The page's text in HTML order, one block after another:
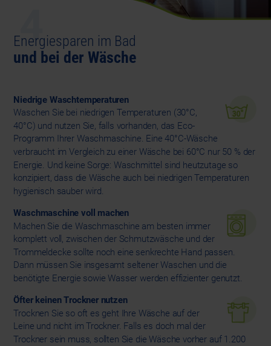
4
Energiesparen im Bad
und bei der Wäsche
Niedrige Waschtemperaturen
Waschen Sie bei niedrigen Temperaturen (30°C,
40°C) und nutzen Sie, falls vorhanden, das Eco-
Programm Ihrer Waschmaschine. Eine 40°C-Wäsche
verbraucht im Vergleich zu einer Wäsche bei 60°C nur 50 % der
Energie. Und keine Sorge: Waschmittel sind heutzutage so
konzipiert, dass die Wäsche auch bei niedrigen Temperaturen
hygienisch sauber wird.
Waschmaschine voll machen
Machen Sie die Waschmaschine am besten immer
komplett voll, zwischen der Schmutzwäsche und der
Trommeldecke sollte noch eine senkrechte Hand passen.
Dann müssen Sie insgesamt seltener Waschen und die
benötigte Energie sowie Wasser werden effizienter genutzt.
Öfter keinen Trockner nutzen
Trocknen Sie so oft es geht Ihre Wäsche auf der
Leine und nicht im Trockner. Falls es doch mal der
Trockner sein muss, sollten Sie die Wäsche vorher auf 1.200